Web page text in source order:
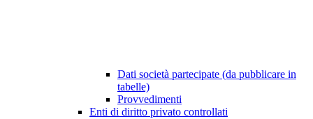
Dati società partecipate (da pubblicare in
tabelle)
Provvedimenti
Enti di diritto privato controllati